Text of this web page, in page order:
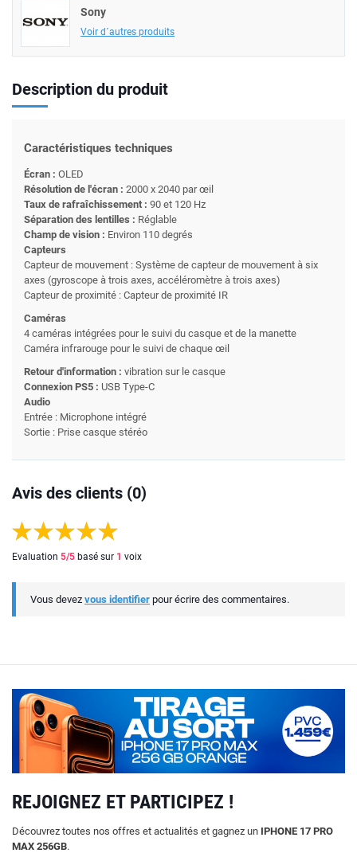
Sony
Voir d´autres produits
Description du produit
Caractéristiques techniques
Écran : OLED
Résolution de l'écran : 2000 x 2040 par œil
Taux de rafraîchissement : 90 et 120 Hz
Séparation des lentilles : Réglable
Champ de vision : Environ 110 degrés
Capteurs
Capteur de mouvement : Système de capteur de mouvement à six
axes (gyroscope à trois axes, accéléromètre à trois axes)
Capteur de proximité : Capteur de proximité IR
Caméras
4 caméras intégrées pour le suivi du casque et de la manette
Caméra infrarouge pour le suivi de chaque œil
Retour d'information : vibration sur le casque
Connexion PS5 : USB Type-C
Audio
Entrée : Microphone intégré
Sortie : Prise casque stéréo
Avis des clients (0)
Evaluation 5/5 basé sur 1 voix
Vous devez vous identifier pour écrire des commentaires.
REJOIGNEZ ET PARTICIPEZ !
Découvrez toutes nos offres et actualités et gagnez un IPHONE 17 PRO
MAX 256GB.